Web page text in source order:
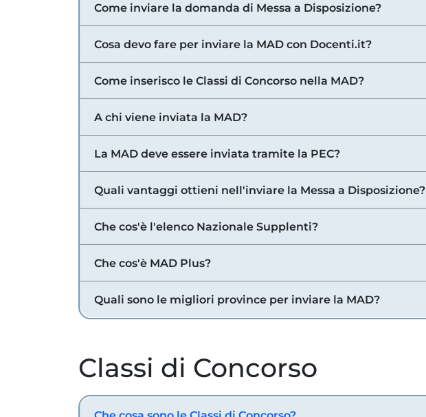
Come inviare la domanda di Messa a Disposizione?
Cosa devo fare per inviare la MAD con Docenti.it?
Come inserisco le Classi di Concorso nella MAD?
A chi viene inviata la MAD?
La MAD deve essere inviata tramite la PEC?
Quali vantaggi ottieni nell'inviare la Messa a Disposizione?
Che cos'è l'elenco Nazionale Supplenti?
Che cos'è MAD Plus?
Quali sono le migliori province per inviare la MAD?
Classi di Concorso